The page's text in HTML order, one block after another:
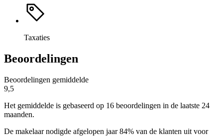
Taxaties
Beoordelingen
Beoordelingen gemiddelde
9,5
Het gemiddelde is gebaseerd op 16 beoordelingen in de laatste 24
maanden.
De makelaar nodigde afgelopen jaar 84% van de klanten uit voor